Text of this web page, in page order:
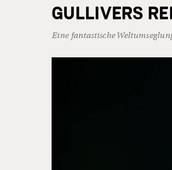
GULLIVERS
Eine fantastische